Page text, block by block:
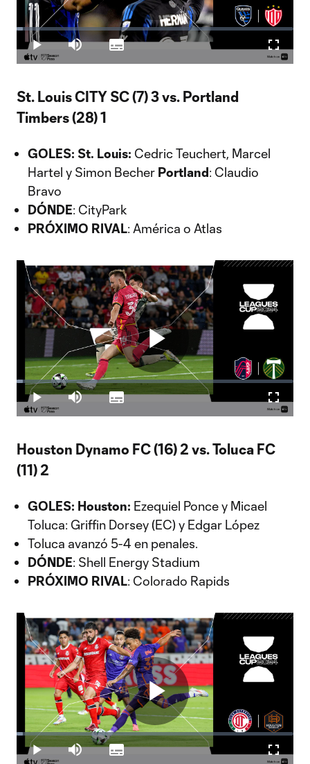
Play
Video
Play Mute
Loaded:
2.35%
Subtitles
St. Louis CITY SC (7) 3 vs. Portland
Timbers (28) 1
GOLES: St. Louis: Cedric Teuchert, Marcel
Hartel y Simon Becher Portland: Claudio
Bravo
DÓNDE: CityPark
PRÓXIMO RIVAL: América o Atlas
Play
Video
Play Mute
Loaded:
2.36%
Subtitles
Houston Dynamo FC (16) 2 vs. Toluca FC
(11) 2
GOLES: Houston: Ezequiel Ponce y Micael
Toluca: Griffin Dorsey (EC) y Edgar López
Toluca avanzó 5-4 en penales.
DÓNDE: Shell Energy Stadium
PRÓXIMO RIVAL: Colorado Rapids
Play
Play Mute
Loaded:
2.36%
Subtitles